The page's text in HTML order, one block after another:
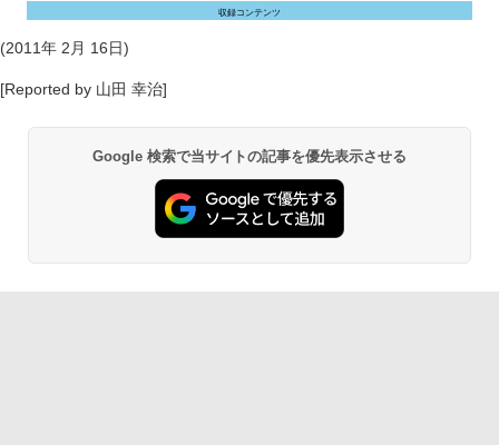
収録コンテンツ
(2011年 2月 16日)
[Reported by 山田 幸治]
Google 検索で当サイトの記事を優先表示させる